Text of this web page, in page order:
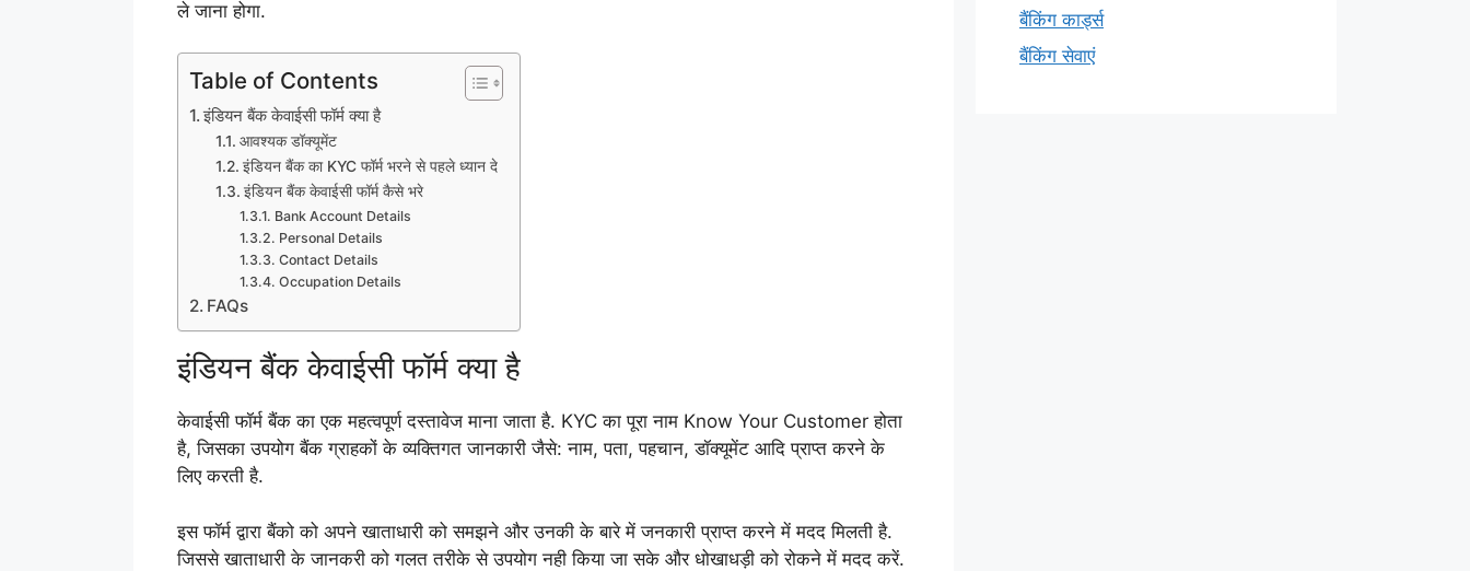
ले जाना होगा.
Table of Contents
इंडियन बैंक केवाईसी फॉर्म क्या है
आवश्यक डॉक्यूमेंट
इंडियन बैंक का KYC फॉर्म भरने से पहले ध्यान दे
इंडियन बैंक केवाईसी फॉर्म कैसे भरे
Bank Account Details
Personal Details
Contact Details
Occupation Details
FAQs
इंडियन बैंक केवाईसी फॉर्म क्या है
केवाईसी फॉर्म बैंक का एक महत्वपूर्ण दस्तावेज माना जाता है. KYC का पूरा नाम Know Your Customer होता
है, जिसका उपयोग बैंक ग्राहकों के व्यक्तिगत जानकारी जैसे: नाम, पता, पहचान, डॉक्यूमेंट आदि प्राप्त करने के
लिए करती है.
इस फॉर्म द्वारा बैंको को अपने खाताधारी को समझने और उनकी के बारे में जनकारी प्राप्त करने में मदद मिलती है.
जिससे खाताधारी के जानकरी को गलत तरीके से उपयोग नही किया जा सके और धोखाधड़ी को रोकने में मदद करें.
बैंकिंग कार्ड्स
बैंकिंग सेवाएं